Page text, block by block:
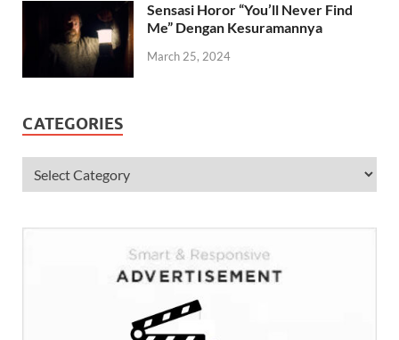
Sensasi Horor “You’ll Never Find
Me” Dengan Kesuramannya
March 25, 2024
CATEGORIES